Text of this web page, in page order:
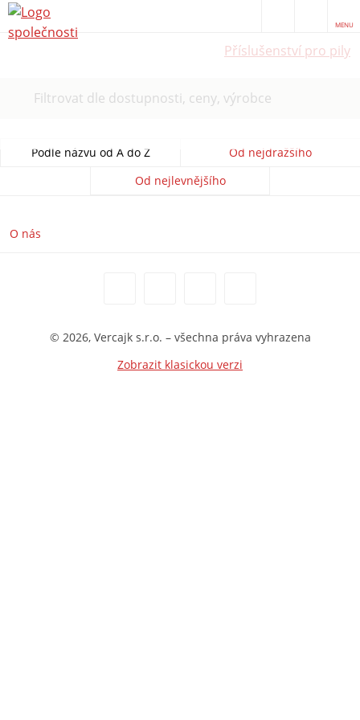
MENU
Příslušenství pro pily
Filtrovat dle dostupnosti, ceny, výrobce
Podle názvu od A do Z
Od nejdražšího
Od nejlevnějšího
O nás
© 2026, Vercajk s.r.o. – všechna práva vyhrazena
Zobrazit klasickou verzi